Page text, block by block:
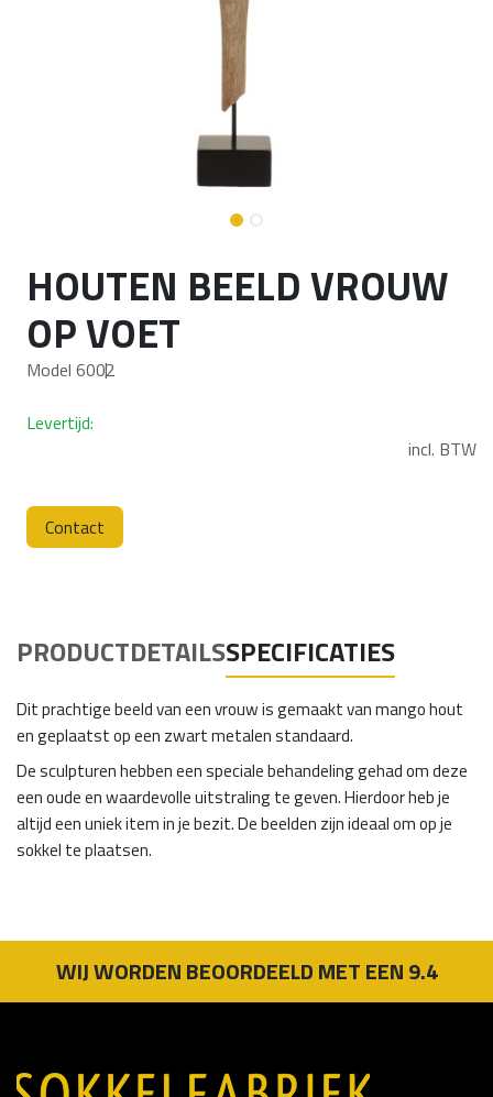
HOUTEN BEELD VROUW
OP VOET
Model 6002
Levertijd:
incl. BTW
Contact
PRODUCTDETAILSSPECIFICATIES
Dit prachtige beeld van een vrouw is gemaakt van mango hout
en geplaatst op een zwart metalen standaard.
De sculpturen hebben een speciale behandeling gehad om deze
een oude en waardevolle uitstraling te geven. Hierdoor heb je
altijd een uniek item in je bezit. De beelden zijn ideaal om op je
sokkel te plaatsen.
WIJ WORDEN BEOORDEELD MET EEN 9.4